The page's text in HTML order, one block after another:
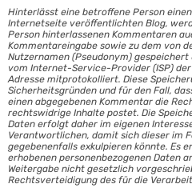
Hinterlässt eine betroffene Person
Internetseite veröffentlichten Blog,
Person hinterlassenen Kommentaren
Kommentareingabe sowie zu dem von
Nutzernamen (Pseudonym)
vom Internet-Service-Provider (ISP)
Adresse mitprotokolliert. Diese
Sicherheitsgründen und für den Fall,
einen abgegebenen Kommentar die
rechtswidrige Inhalte postet. Die
Daten erfolgt daher im eigenen
Verantwortlichen, damit sich dieser im
gegebenenfalls exkulpieren könnte. Es
erhobenen personenbezogenen Daten
Weitergabe nicht gesetzlich
Rechtsverteidigung des für die